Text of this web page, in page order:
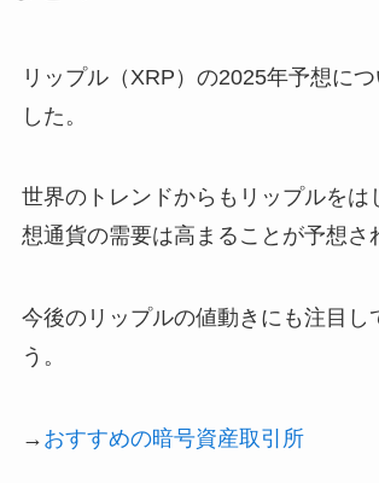
リップル（XRP）の2025年予想に
した。
世界のトレンドからもリップルをは
想通貨の需要は高まることが予想さ
今後のリップルの値動きにも注目し
う。
→ おすすめの暗号資産取引所